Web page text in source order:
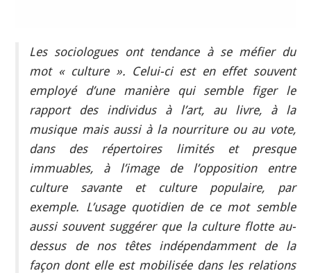
Les sociologues ont tendance à se méfier du
mot « culture ». Celui-ci est en effet souvent
employé d’une manière qui semble figer le
rapport des individus à l’art, au livre, à la
musique mais aussi à la nourriture ou au vote,
dans des répertoires limités et presque
immuables, à l’image de l’opposition entre
culture savante et culture populaire, par
exemple. L’usage quotidien de ce mot semble
aussi souvent suggérer que la culture flotte au-
dessus de nos têtes indépendamment de la
façon dont elle est mobilisée dans les relations